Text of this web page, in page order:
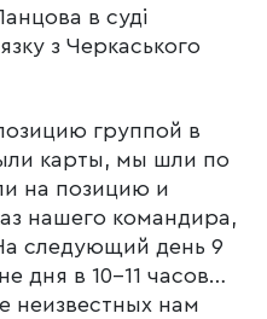
в суді
з Черкаського
группой в
карты, мы шли по
на позицию и
нашего командира,
следующий день 9
дня в 10-11 часов…
неизвестных нам